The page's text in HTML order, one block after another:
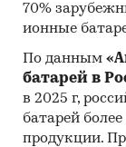
70%
ионные
По данным
батарей в
в 2025 г,
батарей
продукции.